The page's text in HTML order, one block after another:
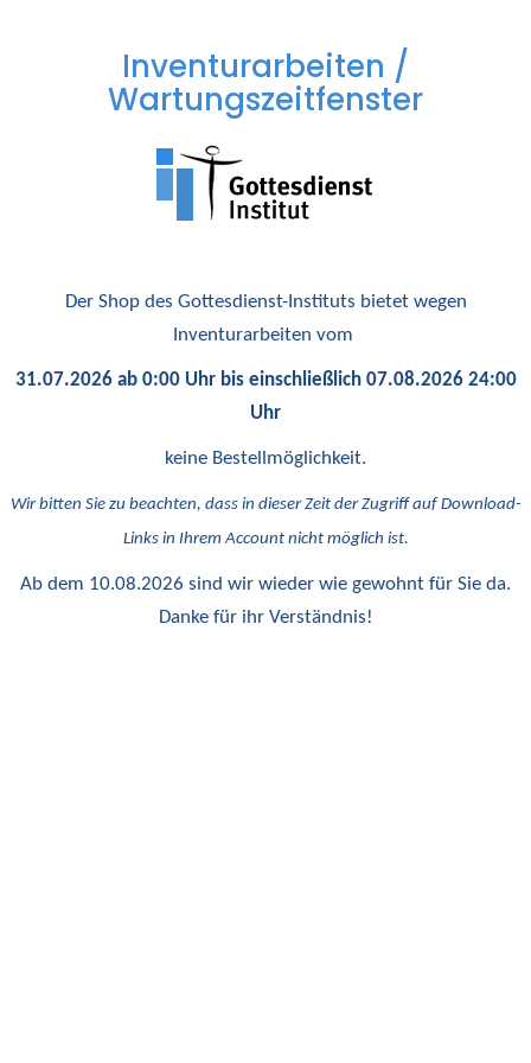
Inventurarbeiten /
Wartungszeitfenster
Der Shop des Gottesdienst-Instituts bietet wegen
Inventurarbeiten vom
31.07.2026 ab 0:00 Uhr bis einschließlich 07.08.2026 24:00
Uhr
keine Bestellmöglichkeit.
Wir bitten Sie zu beachten, dass in dieser Zeit der Zugriff auf Download-
Links in Ihrem Account nicht möglich ist.
Ab dem 10.08.2026 sind wir wieder wie gewohnt für Sie da.
Danke für ihr Verständnis!